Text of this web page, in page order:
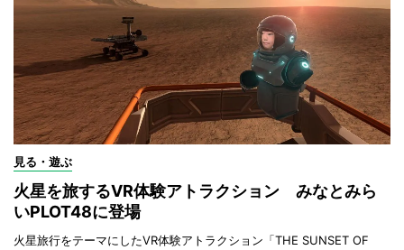
見る・遊ぶ
火星を旅するVR体験アトラクション みなとみら
いPLOT48に登場
火星旅行をテーマにしたVR体験アトラクション「THE SUNSET OF